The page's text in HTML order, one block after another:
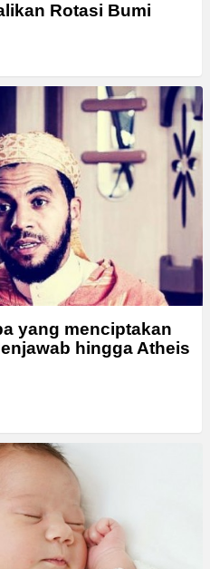
Rotasi Bumi
yang menciptakan
hingga Atheis